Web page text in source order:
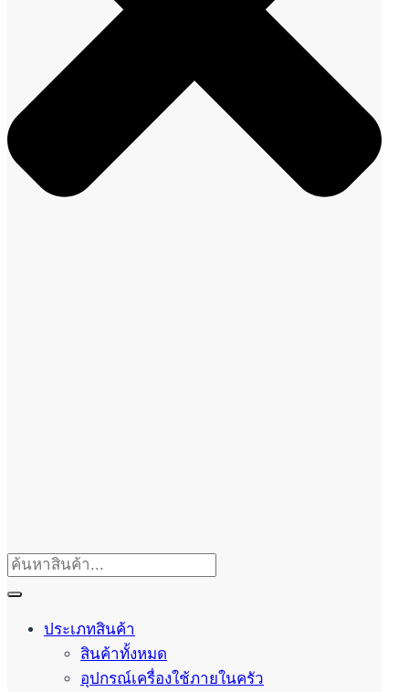
ประเภทสินค้า
สินค้าทั้งหมด
อุปกรณ์เครื่องใช้ภายในครัว